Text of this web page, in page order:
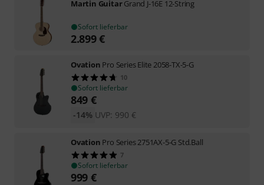
Martin GuitarGrand J-16E 12-String
Sofort lieferbar
2.899€
Ovation Pro Series Elite 2058-TX-5-G
10
Sofort lieferbar
849 €
UVP: 990 €
-14%
Ovation Pro Series 2751AX-5-G Std.Ball
7
Sofort lieferbar
999 €